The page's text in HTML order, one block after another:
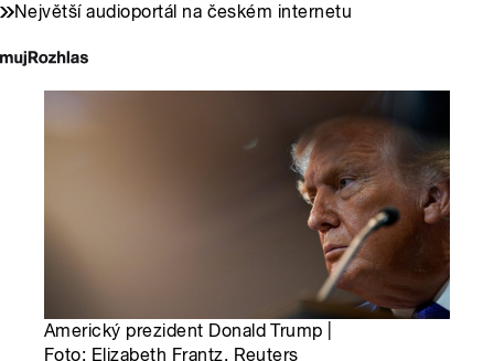
Největší audioportál na českém internetu
Americký prezident Donald Trump |
Foto: Elizabeth Frantz, Reuters